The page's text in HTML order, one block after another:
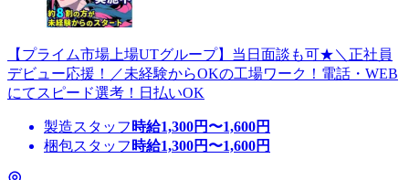
【プライム市場上場UTグループ】当日面談も可★＼正社員
デビュー応援！／未経験からOKの工場ワーク！電話・WEB
にてスピード選考！日払いOK
製造スタッフ 時給1,300円〜1,600円
梱包スタッフ 時給1,300円〜1,600円